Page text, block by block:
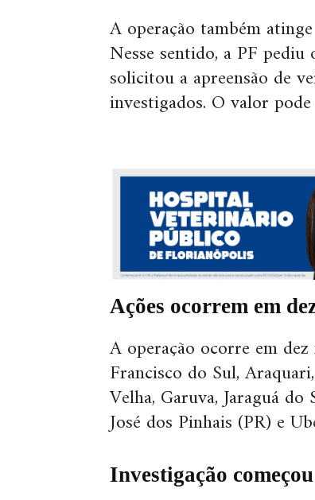
A operação também
Nesse sentido, a PF
solicitou a apreensão de
investigados. O valor
Ações ocorrem em
A operação ocorre em
Francisco do Sul,
Velha, Garuva, Jaraguá
José dos Pinhais (PR) e
Investigação